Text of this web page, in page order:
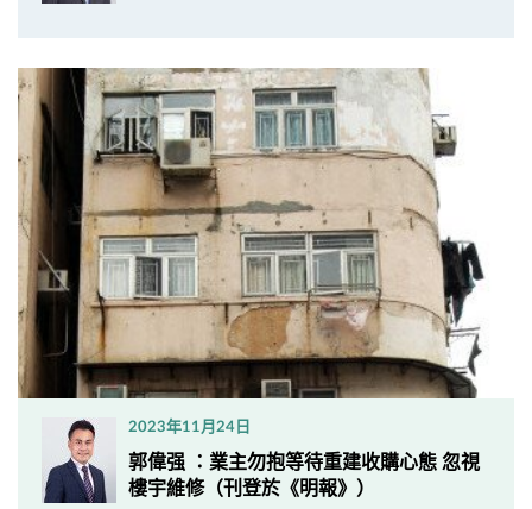
2023年11月24日
郭偉强 ：業主勿抱等待重建收購心態 忽視
樓宇維修（刊登於《明報》）